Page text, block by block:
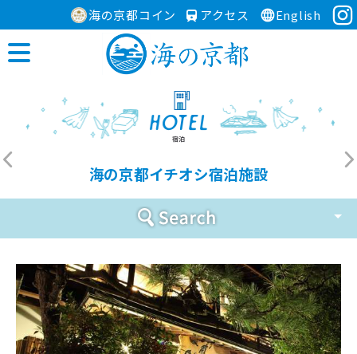
海の京都コイン アクセス English
海の京都イチオシ宿泊施設